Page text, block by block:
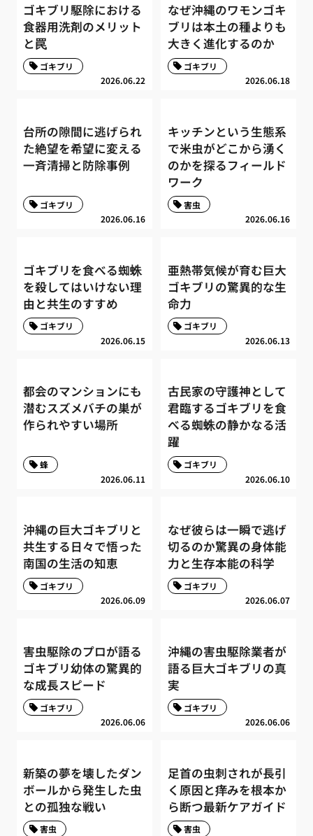
ゴキブリ駆除における
食器用洗剤のメリット
と罠
2026.06.22
ゴキブリ
なぜ沖縄のワモンゴキ
ブリは本土の種よりも
大きく進化するのか
2026.06.18
ゴキブリ
台所の隙間に逃げられ
た絶望を希望に変える
一斉清掃と防除事例
2026.06.16
ゴキブリ
キッチンという生態系
で米虫がどこから湧く
のかを探るフィールド
ワーク
2026.06.16
害虫
ゴキブリを食べる蜘蛛
を殺してはいけない理
由と共生のすすめ
2026.06.15
ゴキブリ
亜熱帯気候が育む巨大
ゴキブリの驚異的な生
命力
2026.06.13
ゴキブリ
都会のマンションにも
潜むスズメバチの巣が
作られやすい場所
2026.06.11
蜂
古民家の守護神として
君臨するゴキブリを食
べる蜘蛛の静かなる活
躍
2026.06.10
ゴキブリ
沖縄の巨大ゴキブリと
共生する日々で悟った
南国の生活の知恵
2026.06.09
ゴキブリ
なぜ彼らは一瞬で逃げ
切るのか驚異の身体能
力と生存本能の科学
2026.06.07
ゴキブリ
害虫駆除のプロが語る
ゴキブリ幼体の驚異的
な成長スピード
2026.06.06
ゴキブリ
沖縄の害虫駆除業者が
語る巨大ゴキブリの真
実
2026.06.06
ゴキブリ
新築の夢を壊したダン
ボールから発生した虫
との孤独な戦い
害虫
足首の虫刺されが長引
く原因と痒みを根本か
ら断つ最新ケアガイド
害虫